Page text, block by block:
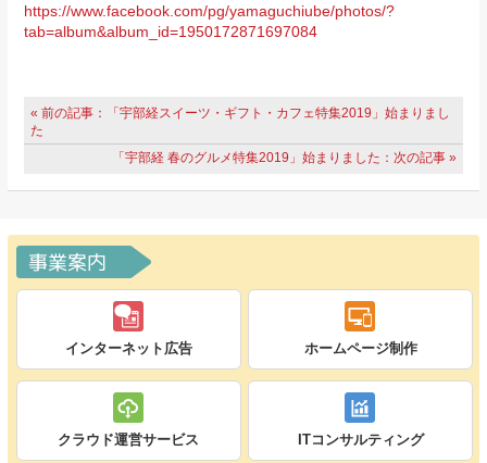
https://www.facebook.com/pg/yamaguchiube/photos/?
tab=album&album_id=1950172871697084
« 前の記事：「宇部経スイーツ・ギフト・カフェ特集2019」始まりまし
た
「宇部経 春のグルメ特集2019」始まりました：次の記事 »
事業案内
インターネット広告 ホームページ制作
クラウド運営サービス ITコンサルティング